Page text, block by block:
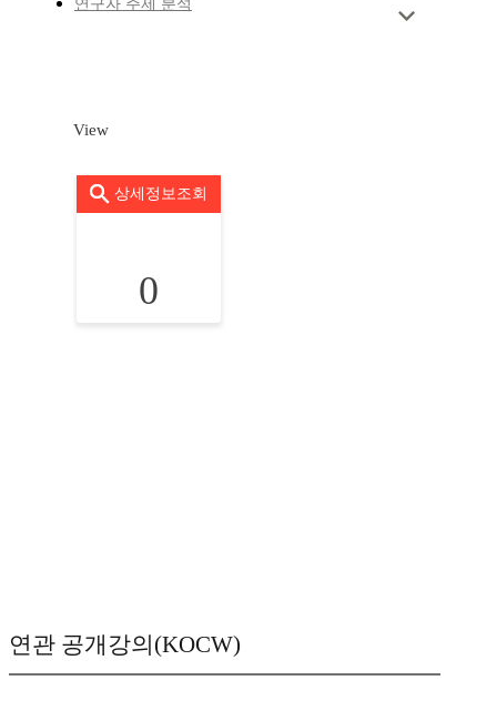
연구자 주제 분석
View
상세정보조회
0
연관 공개강의(KOCW)